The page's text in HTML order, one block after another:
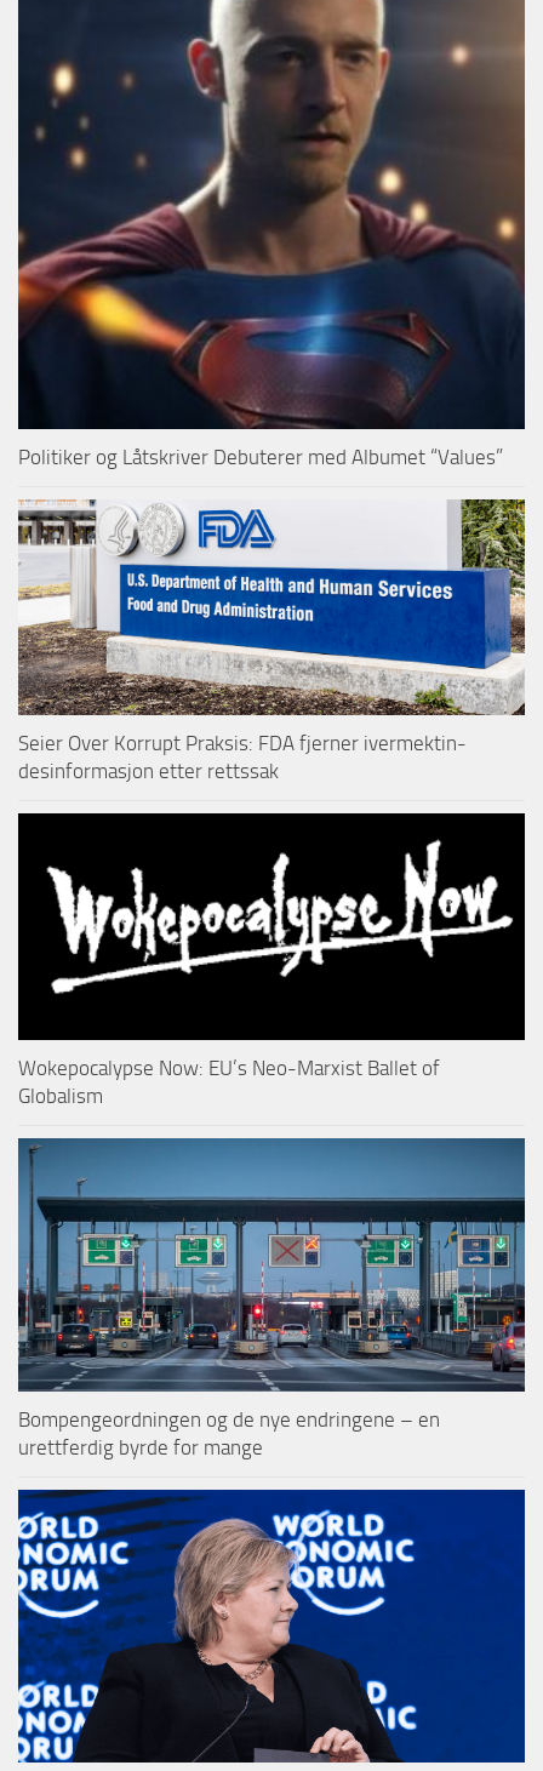
Politiker og Låtskriver Debuterer med Albumet “Values”
Seier Over Korrupt Praksis: FDA fjerner ivermektin-
desinformasjon etter rettssak
Wokepocalypse Now: EU’s Neo-Marxist Ballet of
Globalism
Bompengeordningen og de nye endringene – en
urettferdig byrde for mange